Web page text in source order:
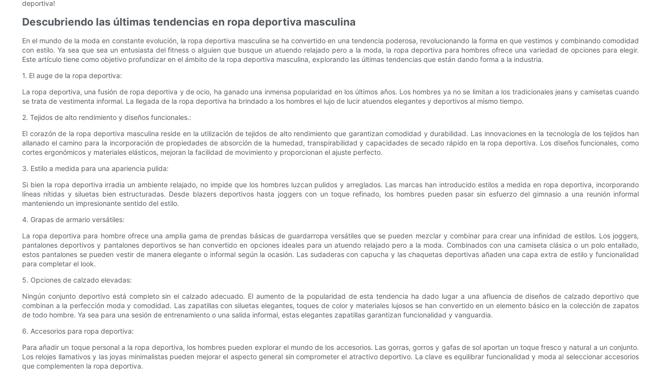
deportiva!
Descubriendo las últimas tendencias en ropa deportiva masculina
En el mundo de la moda en constante evolución, la ropa deportiva masculina se ha convertido en una tendencia poderosa, revolucionando la forma en que vestimos y combinando comodidad
con estilo. Ya sea que sea un entusiasta del fitness o alguien que busque un atuendo relajado pero a la moda, la ropa deportiva para hombres ofrece una variedad de opciones para elegir.
Este artículo tiene como objetivo profundizar en el ámbito de la ropa deportiva masculina, explorando las últimas tendencias que están dando forma a la industria.
1. El auge de la ropa deportiva:
La ropa deportiva, una fusión de ropa deportiva y de ocio, ha ganado una inmensa popularidad en los últimos años. Los hombres ya no se limitan a los tradicionales jeans y camisetas cuando
se trata de vestimenta informal. La llegada de la ropa deportiva ha brindado a los hombres el lujo de lucir atuendos elegantes y deportivos al mismo tiempo.
2. Tejidos de alto rendimiento y diseños funcionales.:
El corazón de la ropa deportiva masculina reside en la utilización de tejidos de alto rendimiento que garantizan comodidad y durabilidad. Las innovaciones en la tecnología de los tejidos han
allanado el camino para la incorporación de propiedades de absorción de la humedad, transpirabilidad y capacidades de secado rápido en la ropa deportiva. Los diseños funcionales, como
cortes ergonómicos y materiales elásticos, mejoran la facilidad de movimiento y proporcionan el ajuste perfecto.
3. Estilo a medida para una apariencia pulida:
Si bien la ropa deportiva irradia un ambiente relajado, no impide que los hombres luzcan pulidos y arreglados. Las marcas han introducido estilos a medida en ropa deportiva, incorporando
líneas nítidas y siluetas bien estructuradas. Desde blazers deportivos hasta joggers con un toque refinado, los hombres pueden pasar sin esfuerzo del gimnasio a una reunión informal
manteniendo un impresionante sentido del estilo.
4. Grapas de armario versátiles:
La ropa deportiva para hombre ofrece una amplia gama de prendas básicas de guardarropa versátiles que se pueden mezclar y combinar para crear una infinidad de estilos. Los joggers,
pantalones deportivos y pantalones deportivos se han convertido en opciones ideales para un atuendo relajado pero a la moda. Combinados con una camiseta clásica o un polo entallado,
estos pantalones se pueden vestir de manera elegante o informal según la ocasión. Las sudaderas con capucha y las chaquetas deportivas añaden una capa extra de estilo y funcionalidad
para completar el look.
5. Opciones de calzado elevadas:
Ningún conjunto deportivo está completo sin el calzado adecuado. El aumento de la popularidad de esta tendencia ha dado lugar a una afluencia de diseños de calzado deportivo que
combinan a la perfección moda y comodidad. Las zapatillas con siluetas elegantes, toques de color y materiales lujosos se han convertido en un elemento básico en la colección de zapatos
de todo hombre. Ya sea para una sesión de entrenamiento o una salida informal, estas elegantes zapatillas garantizan funcionalidad y vanguardia.
6. Accesorios para ropa deportiva:
Para añadir un toque personal a la ropa deportiva, los hombres pueden explorar el mundo de los accesorios. Las gorras, gorros y gafas de sol aportan un toque fresco y natural a un conjunto.
Los relojes llamativos y las joyas minimalistas pueden mejorar el aspecto general sin comprometer el atractivo deportivo. La clave es equilibrar funcionalidad y moda al seleccionar accesorios
que complementen la ropa deportiva.